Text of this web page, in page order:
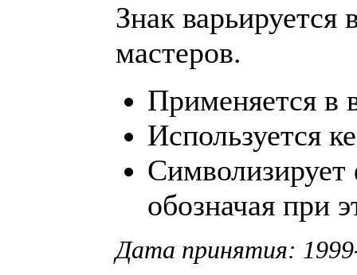
Знак варьируется
мастеров.
Применяется в
Используется
обозначая при
Дата принятия: